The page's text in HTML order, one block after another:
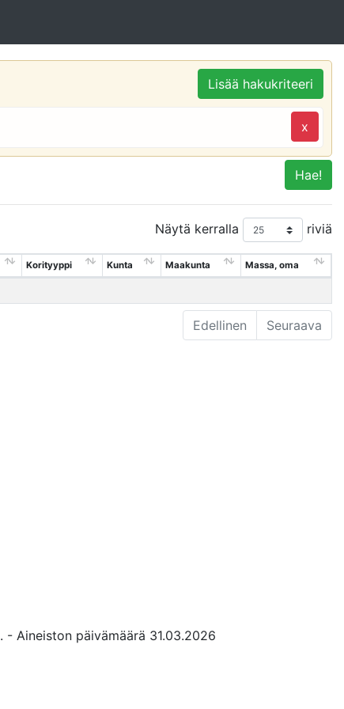
Lisää hakukriteeri
x
Hae!
Näytä kerralla riviä
Korityyppi Kunta Maakunta Massa, oma
Edellinen Seuraava
. - Aineiston päivämäärä 31.03.2026